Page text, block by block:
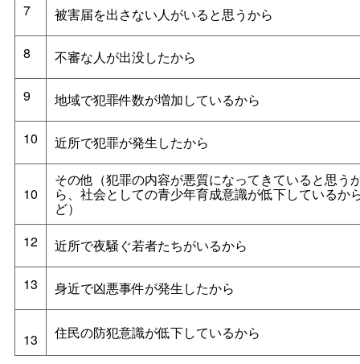
7 被害届を出さない人がいると思うから
8 不審な人が出没したから
9 地域で犯罪件数が増加しているから
10 近所で犯罪が発生したから
10
その他（犯罪の内容が悪質になってきていると思う
ら、社会としての青少年育成意識が低下しているか
ど）
12
近所で夜騒ぐ若者たちがいるから
13 身近で凶悪事件が発生したから
13 住民の防犯意識が低下しているから